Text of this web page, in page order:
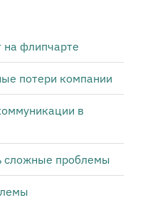
на флипчарте
потери компании
в
сложные проблемы